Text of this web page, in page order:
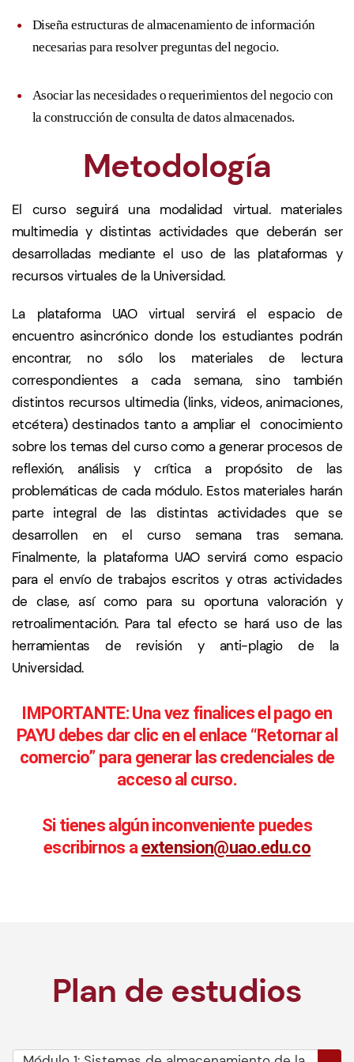
Diseña estructuras de almacenamiento de información
necesarias para resolver preguntas del negocio.
Asociar las necesidades o requerimientos del negocio con
la construcción de consulta de datos almacenados.
Metodología
El curso seguirá una modalidad virtual. materiales
multimedia y distintas actividades que deberán ser
desarrolladas mediante el uso de las plataformas y
recursos virtuales de la Universidad.
La plataforma UAO virtual servirá el espacio de
encuentro asincrónico donde los estudiantes podrán
encontrar, no sólo los materiales de lectura
correspondientes a cada semana, sino también
distintos recursos ultimedia (links, videos, animaciones,
etcétera) destinados tanto a ampliar el conocimiento
sobre los temas del curso como a generar procesos de
reflexión, análisis y crítica a propósito de las
problemáticas de cada módulo. Estos materiales harán
parte integral de las distintas actividades que se
desarrollen en el curso semana tras semana.
Finalmente, la plataforma UAO servirá como espacio
para el envío de trabajos escritos y otras actividades
de clase, así como para su oportuna valoración y
retroalimentación. Para tal efecto se hará uso de las
herramientas de revisión y anti-plagio de la
Universidad.
IMPORTANTE: Una vez finalices el pago en
PAYU debes dar clic en el enlace “Retornar al
comercio” para generar las credenciales de
acceso al curso.
Si tienes algún inconveniente puedes
escribirnos a extension@uao.edu.co
Plan de estudios